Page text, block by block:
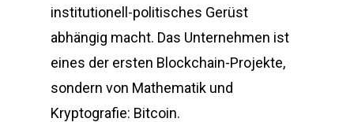
institutionell-politisches Gerüst
abhängig macht. Das Unternehmen ist
eines der ersten Blockchain-Projekte,
sondern von Mathematik und
Kryptografie: Bitcoin.